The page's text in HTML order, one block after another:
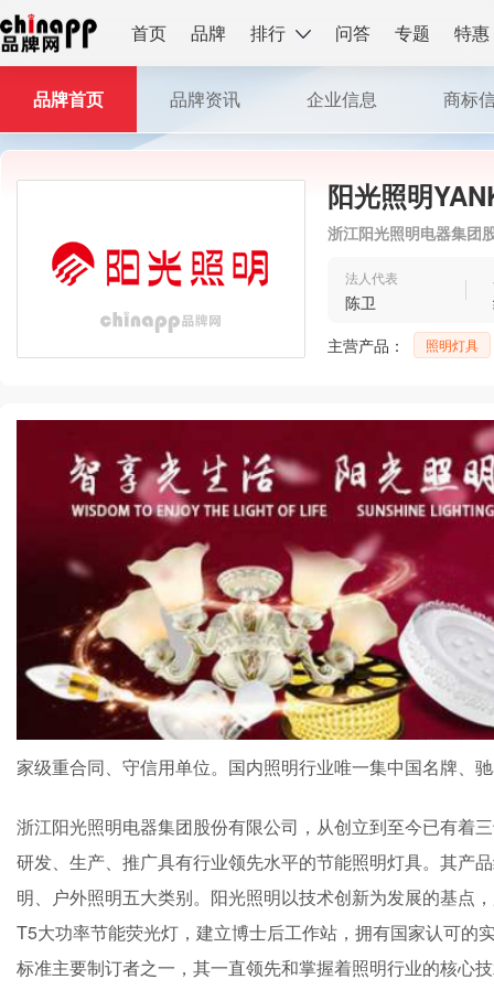
首页 品牌 排行 问答 专题 特惠
阳光照明
浙江阳光照明电器集团
法人代表
陈卫
主营产品：
照明灯具
品牌首页 品牌资讯 企业信息 商标
家级重合同、守信用单位。国内照明行业唯一集中国名牌、
浙江阳光照明电器集团股份有限公司，从创立到至今已有着
研发、生产、推广具有行业领先水平的节能照明灯具。其产
明、户外照明五大类别。阳光照明以技术创新为发展的基点
T5大功率节能荧光灯，建立博士后工作站，拥有国家认可的
标准主要制订者之一，其一直领先和掌握着照明行业的核心